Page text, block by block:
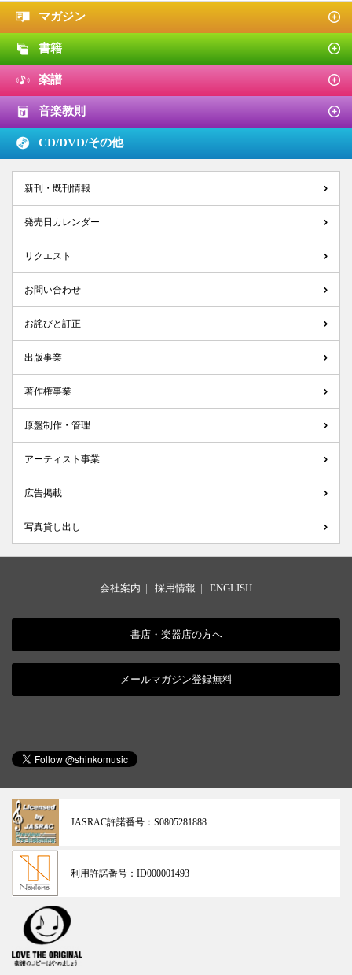
マガジン
書籍
楽譜
音楽教則
CD/DVD/その他
新刊・既刊情報
発売日カレンダー
リクエスト
お問い合わせ
お詫びと訂正
出版事業
著作権事業
原盤制作・管理
アーティスト事業
広告掲載
写真貸し出し
会社案内 | 採用情報 | ENGLISH
書店・楽器店の方へ
メールマガジン登録無料
JASRAC許諾番号： S0805281888
利用許諾番号： ID000001493